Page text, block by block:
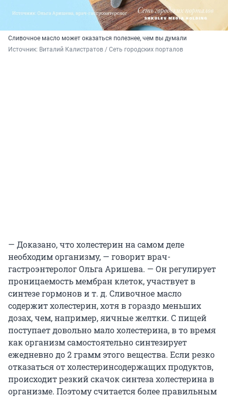
Сливочное масло может оказаться полезнее, чем вы думали
Источник: Виталий Калистратов / Сеть городских порталов
— Доказано, что холестерин на самом деле
необходим организму, — говорит врач-
гастроэнтеролог Ольга Аришева. — Он регулирует
проницаемость мембран клеток, участвует в
синтезе гормонов и т. д. Сливочное масло
содержит холестерин, хотя в гораздо меньших
дозах, чем, например, яичные желтки. С пищей
поступает довольно мало холестерина, в то время
как организм самостоятельно синтезирует
ежедневно до 2 грамм этого вещества. Если резко
отказаться от холестеринсодержащих продуктов,
происходит резкий скачок синтеза холестерина в
организме. Поэтому считается более правильным